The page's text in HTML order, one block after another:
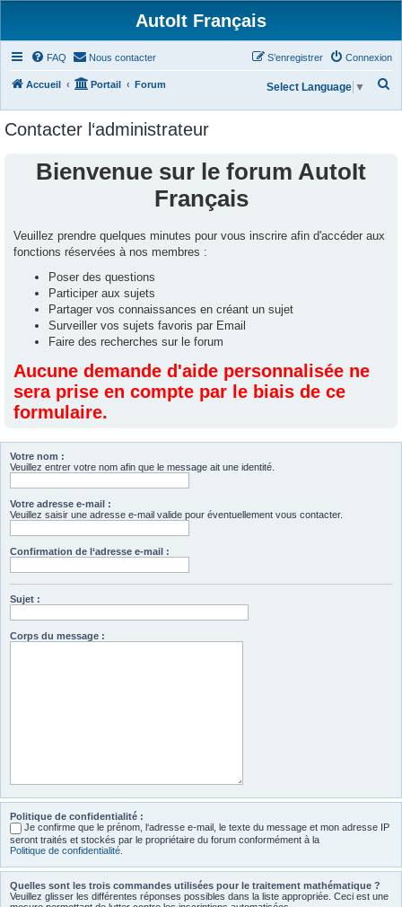
AutoIt Français
FAQ Nous contacter Connexion
S’enregistrer
Accueil Portail Forum Select Language ▼
Contacter l‘administrateur
Bienvenue sur le forum AutoIt
Français
Veuillez prendre quelques minutes pour vous inscrire afin d'accéder aux
fonctions réservées à nos membres :
Poser des questions
Participer aux sujets
Partager vos connaissances en créant un sujet
Surveiller vos sujets favoris par Email
Faire des recherches sur le forum
Aucune demande d'aide personnalisée ne
sera prise en compte par le biais de ce
formulaire.
Votre nom :
Veuillez entrer votre nom afin que le message ait une identité.
Votre adresse e-mail :
Veuillez saisir une adresse e-mail valide pour éventuellement vous contacter.
Confirmation de l‘adresse e-mail :
Sujet :
Corps du message :
Politique de confidentialité :
Je confirme que le prénom, l‘adresse e-mail, le texte du message et mon adresse IP
seront traités et stockés par le propriétaire du forum conformément à la
Politique de confidentialité
Quelles sont les trois commandes utilisées pour le traitement mathématique ?
Veuillez glisser les différentes réponses possibles dans la liste appropriée. Ceci est une